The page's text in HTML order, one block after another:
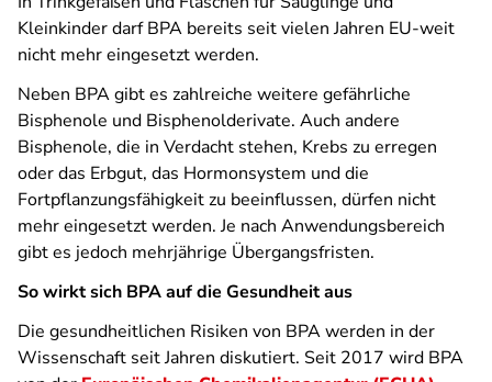
Kleinkinder darf BPA bereits seit vielen Jahren EU-weit
nicht mehr eingesetzt werden.
Neben BPA gibt es zahlreiche weitere gefährliche
Bisphenole und Bisphenolderivate. Auch andere
Bisphenole, die in Verdacht stehen, Krebs zu erregen
oder das Erbgut, das Hormonsystem und die
Fortpflanzungsfähigkeit zu beeinflussen, dürfen nicht
mehr eingesetzt werden. Je nach Anwendungsbereich
gibt es jedoch mehrjährige Übergangsfristen.
So wirkt sich BPA auf die Gesundheit aus
Die gesundheitlichen Risiken von BPA werden in der
Wissenschaft seit Jahren diskutiert. Seit 2017 wird BPA